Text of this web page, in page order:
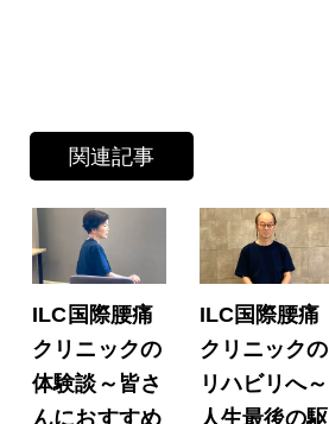
関連記事
ILC国際腰痛
クリニックの
体験談～皆さ
んにおすすめ
ILC国際腰痛
クリニックの
リハビリへ～
人生最後の駆